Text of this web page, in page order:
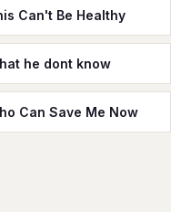
Can't Be Healthy
he dont know
Can Save Me Now